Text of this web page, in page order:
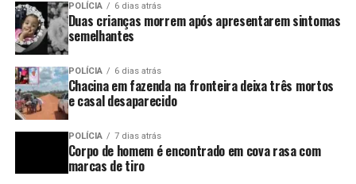
POLÍCIA 6 dias atrás
Duas crianças morrem após apresentarem sintomas
semelhantes
POLÍCIA 6 dias atrás
Chacina em fazenda na fronteira deixa três mortos
e casal desaparecido
POLÍCIA 7 dias atrás
Corpo de homem é encontrado em cova rasa com
marcas de tiro